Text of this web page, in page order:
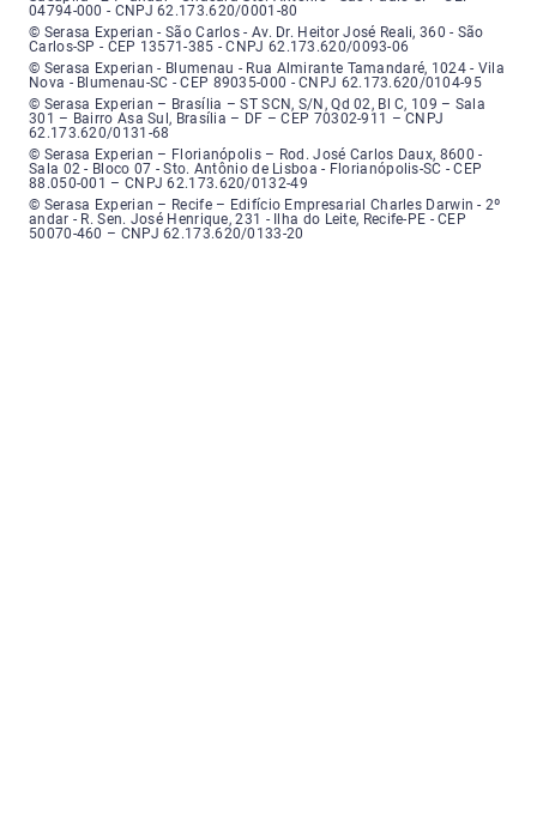
04794-000 - CNPJ 62.173.620/0001-80
Serasa Experian - São Carlos - Endereço: Avenida Doutor Heitor José
© Serasa Experian - São Carlos - Av. Dr. Heitor José Reali, 360 - São
Carlos-SP - CEP 13571-385 - CNPJ 62.173.620/0093-06
Serasa Experian - Blumenau - Endereço: Rua Almirante Tamandaré,
© Serasa Experian - Blumenau - Rua Almirante Tamandaré, 1024 - Vila
Nova - Blumenau-SC - CEP 89035-000 - CNPJ 62.173.620/0104-95
Serasa Experian - Brasília, Endereço: Setor Comercial Norte, sem
© Serasa Experian – Brasília – ST SCN, S/N, Qd 02, Bl C, 109 – Sala
301 – Bairro Asa Sul, Brasília – DF – CEP 70302-911 – CNPJ
62.173.620/0131-68
Serasa Experian - Florianópolis, Endereço: Rodovia José Carlos, número
© Serasa Experian – Florianópolis – Rod. José Carlos Daux, 8600 -
Sala 02 - Bloco 07 - Sto. Antônio de Lisboa - Florianópolis-SC - CEP
88.050-001 – CNPJ 62.173.620/0132-49
Serasa Experian - Recife, Endereço: Edifício Empresarial Charles Darwin,
© Serasa Experian – Recife – Edifício Empresarial Charles Darwin - 2º
andar - R. Sen. José Henrique, 231 - Ilha do Leite, Recife-PE - CEP
50070-460 – CNPJ 62.173.620/0133-20